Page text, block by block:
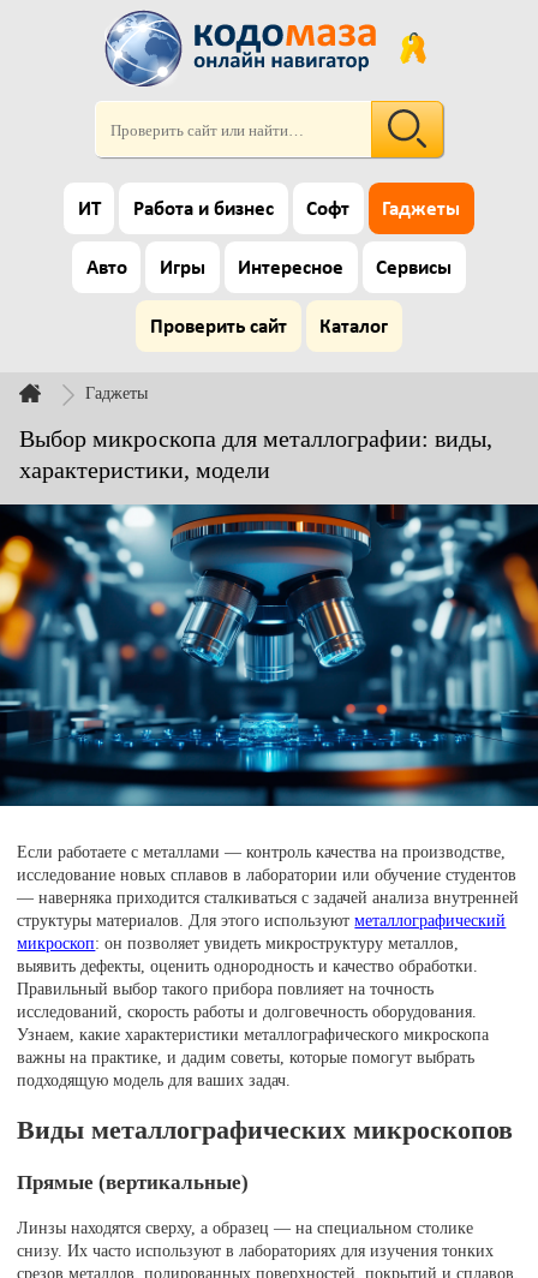
ИТ Работа и бизнес Софт Гаджеты
Авто Игры Интересное Сервисы
Проверить сайт Каталог
Гаджеты
Выбор микроскопа для металлографии: виды,
характеристики, модели
Если работаете с металлами — контроль качества на производстве,
исследование новых сплавов в лаборатории или обучение студентов
— наверняка приходится сталкиваться с задачей анализа внутренней
структуры материалов. Для этого используютметаллографический
микроскоп: он позволяет увидеть микроструктуру металлов,
выявить дефекты, оценить однородность и качество обработки.
Правильный выбор такого прибора повлияет на точность
исследований, скорость работы и долговечность оборудования.
Узнаем, какие характеристики металлографического микроскопа
важны на практике, и дадим советы, которые помогут выбрать
подходящую модель для ваших задач.
Виды металлографических микроскопов
Прямые (вертикальные)
Линзы находятся сверху, а образец — на специальном столике
снизу. Их часто используют в лабораториях для изучения тонких
срезов металлов, полированных поверхностей, покрытий и сплавов.